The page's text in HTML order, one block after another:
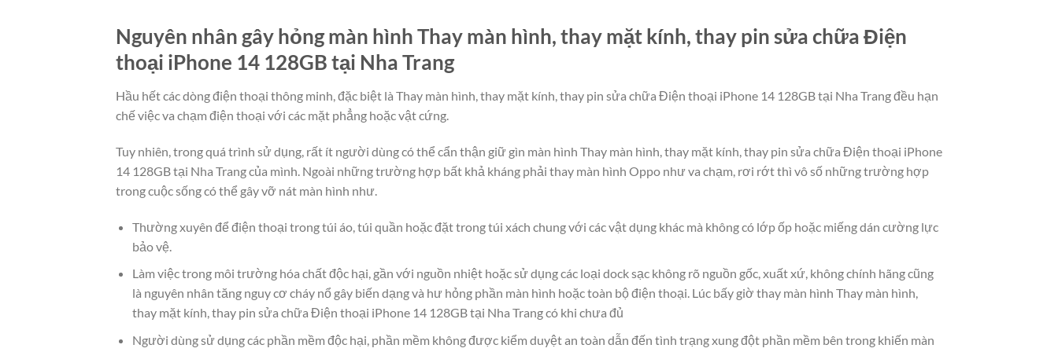
Nguyên nhân gây hỏng màn hình Thay màn hình, thay mặt kính, thay pin sửa chữa Điện
thoại iPhone 14 128GB tại Nha Trang
Hầu hết các dòng điện thoại thông minh, đặc biệt là Thay màn hình, thay mặt kính, thay pin sửa chữa Điện thoại iPhone 14 128GB tại Nha Trang đều hạn
chế việc va chạm điện thoại với các mặt phẳng hoặc vật cứng.
Tuy nhiên, trong quá trình sử dụng, rất ít người dùng có thể cẩn thận giữ gìn màn hình Thay màn hình, thay mặt kính, thay pin sửa chữa Điện thoại iPhone
14 128GB tại Nha Trang của mình. Ngoài những trường hợp bất khả kháng phải thay màn hình Oppo như va chạm, rơi rớt thì vô số những trường hợp
trong cuộc sống có thể gây vỡ nát màn hình như.
Thường xuyên để điện thoại trong túi áo, túi quần hoặc đặt trong túi xách chung với các vật dụng khác mà không có lớp ốp hoặc miếng dán cường lực
bảo vệ.
Làm việc trong môi trường hóa chất độc hại, gần với nguồn nhiệt hoặc sử dụng các loại dock sạc không rõ nguồn gốc, xuất xứ, không chính hãng cũng
là nguyên nhân tăng nguy cơ cháy nổ gây biến dạng và hư hỏng phần màn hình hoặc toàn bộ điện thoại. Lúc bấy giờ thay màn hình Thay màn hình,
thay mặt kính, thay pin sửa chữa Điện thoại iPhone 14 128GB tại Nha Trang có khi chưa đủ
Người dùng sử dụng các phần mềm độc hại, phần mềm không được kiểm duyệt an toàn dẫn đến tình trạng xung đột phần mềm bên trong khiến màn